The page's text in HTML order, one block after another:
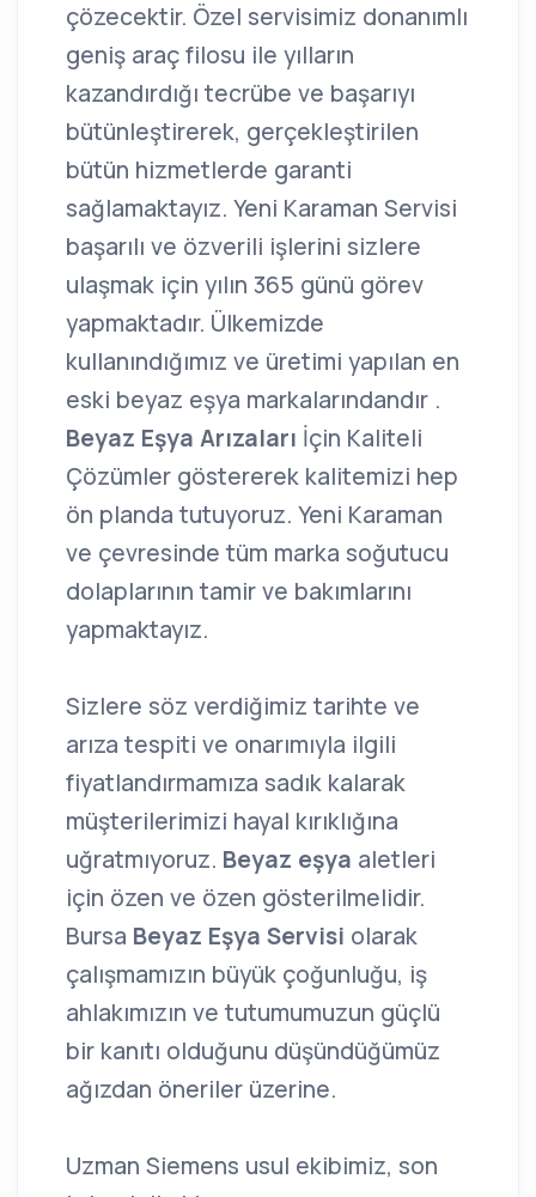
çözecektir. Özel servisimiz donanımlı
geniş araç filosu ile yılların
kazandırdığı tecrübe ve başarıyı
bütünleştirerek, gerçekleştirilen
bütün hizmetlerde garanti
sağlamaktayız. Yeni Karaman Servisi
başarılı ve özverili işlerini sizlere
ulaşmak için yılın 365 günü görev
yapmaktadır. Ülkemizde
kullanındığımız ve üretimi yapılan en
eski beyaz eşya markalarındandır .
Beyaz Eşya Arızaları İçin Kaliteli
Çözümler göstererek kalitemizi hep
ön planda tutuyoruz. Yeni Karaman
ve çevresinde tüm marka soğutucu
dolaplarının tamir ve bakımlarını
yapmaktayız.
Sizlere söz verdiğimiz tarihte ve
arıza tespiti ve onarımıyla ilgili
fiyatlandırmamıza sadık kalarak
müşterilerimizi hayal kırıklığına
uğratmıyoruz. Beyaz eşya aletleri
için özen ve özen gösterilmelidir.
Bursa Beyaz Eşya Servisi olarak
çalışmamızın büyük çoğunluğu, iş
ahlakımızın ve tutumumuzun güçlü
bir kanıtı olduğunu düşündüğümüz
ağızdan öneriler üzerine.
Uzman Siemens usul ekibimiz, son